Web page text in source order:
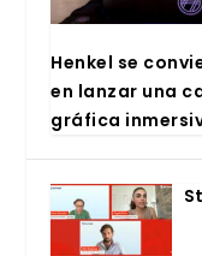
Hen­kel se
en lan­zar una
grá­fi­ca